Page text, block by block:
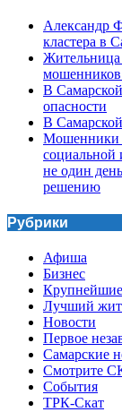
Александр
кластера в
Жительница
мошенников
В
опасности
В Самарской
Мошенники
социальной
не один
решению
Рубрики
Афиша
Бизнес
Лучший
Новости
Первое
Самарские
Смотрите
События
ТРК-Скат